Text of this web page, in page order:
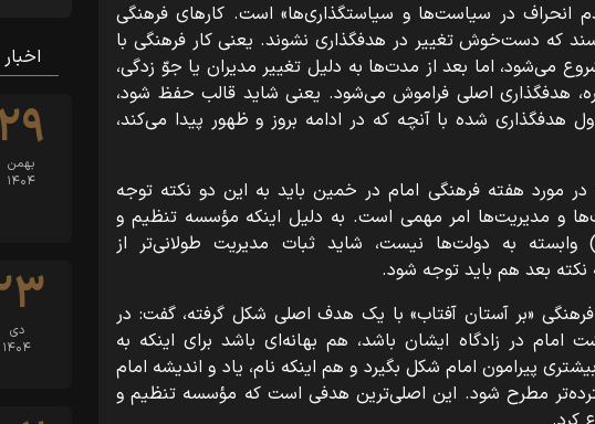
انحراف در سیاست‌ها و سیاستگذاری‌ها» است. کارهای فرهنگی
که دست‌خوش تغییر در هدفگذاری نشوند. یعنی کار فرهنگی با
می‌شود، اما بعد از مدت‌ها به دلیل تغییر مدیران یا جوّ زدگی،
هدفگذاری اصلی فراموش می‌شود. یعنی شاید قالب حفظ شود،
هدفگذاری شده با آنچه که در ادامه بروز و ظهور پیدا می‌کند،
در مورد هفته فرهنگی امام در خمین باید به این دو نکته توجه
و مدیریت‌ها امر مهمی است. به دلیل اینکه مؤسسه تنظیم و
به دولت‌ها نیست، شاید ثبات مدیریت طولانی‌تر از
نکته بعد هم باید توجه شود.
فرهنگی «بر آستان آفتاب» با یک هدف اصلی شکل گرفته، گفت: در
امام در زادگاه ایشان باشد، هم بهانه‌ای باشد برای اینکه به
پیرامون امام شکل بگیرد و هم اینکه نام، یاد و اندیشه امام
مطرح شود. این اصلی‌ترین هدفی است که مؤسسه تنظیم و
بهمن
۱۴۰۴
دی
۱۴۰۴